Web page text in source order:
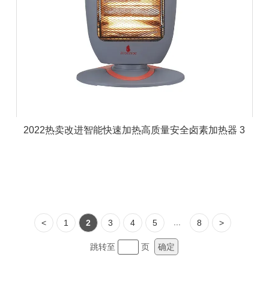
2022热卖改进智能快速加热高质量安全卤素加热器 3
< 1 2 3 4 5 8 >
跳转至 页 确定